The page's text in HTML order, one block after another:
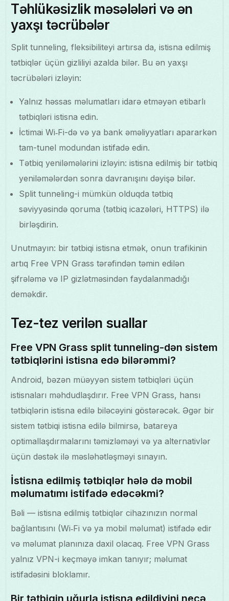
Təhlükəsizlik məsələləri və ən
yaxşı təcrübələr
Split tunneling, fleksibiliteyi artırsa da, istisna edilmiş
tətbiqlər üçün gizliliyi azalda bilər. Bu ən yaxşı
təcrübələri izləyin:
Yalnız həssas məlumatları idarə etməyən etibarlı
tətbiqləri istisna edin.
İctimai Wi‑Fi-də və ya bank əməliyyatları apararkən
tam-tunel modundan istifadə edin.
Tətbiq yeniləmələrini izləyin: istisna edilmiş bir tətbiq
yeniləmələrdən sonra davranışını dəyişə bilər.
Split tunneling-i mümkün olduqda tətbiq
səviyyəsində qoruma (tətbiq icazələri, HTTPS) ilə
birləşdirin.
Unutmayın: bir tətbiqi istisna etmək, onun trafikinin
artıq Free VPN Grass tərəfindən təmin edilən
şifrələmə və IP gizlətməsindən faydalanmadığı
deməkdir.
Tez-tez verilən suallar
Free VPN Grass split tunneling-dən sistem
tətbiqlərini istisna edə bilərəmmi?
Android, bəzən müəyyən sistem tətbiqləri üçün
istisnaları məhdudlaşdırır. Free VPN Grass, hansı
tətbiqlərin istisna edilə biləcəyini göstərəcək. Əgər bir
sistem tətbiqi istisna edilə bilmirsə, batareya
optimallaşdırmalarını təmizləməyi və ya alternativlər
üçün dəstək ilə məsləhətləşməyi sınayın.
İstisna edilmiş tətbiqlər hələ də mobil
məlumatımı istifadə edəcəkmi?
Bəli — istisna edilmiş tətbiqlər cihazınızın normal
bağlantısını (Wi‑Fi və ya mobil məlumat) istifadə edir
və məlumat planınıza daxil olacaq. Free VPN Grass
yalnız VPN-i keçməyə imkan tanıyır; məlumat
istifadəsini bloklamır.
Bir tətbiqin uğurla istisna edildiyini necə